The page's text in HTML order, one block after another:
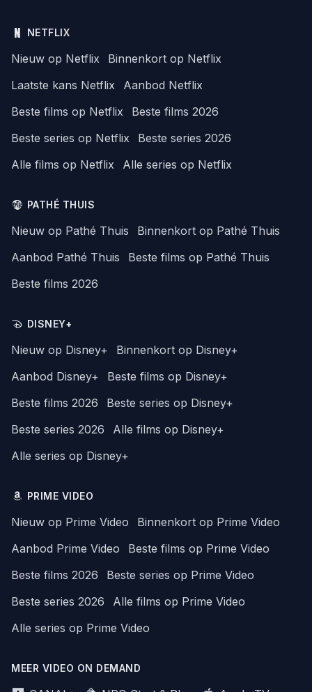
NETFLIX
Nieuw op Netflix
Binnenkort op Netflix
Laatste kans Netflix
Aanbod Netflix
Beste films op Netflix
Beste films 2026
Beste series op Netflix
Beste series 2026
Alle films op Netflix
Alle series op Netflix
PATHÉ THUIS
Nieuw op Pathé Thuis
Binnenkort op Pathé Thuis
Aanbod Pathé Thuis
Beste films op Pathé Thuis
Beste films 2026
DISNEY+
Nieuw op Disney+
Binnenkort op Disney+
Aanbod Disney+
Beste films op Disney+
Beste films 2026
Beste series op Disney+
Beste series 2026
Alle films op Disney+
Alle series op Disney+
PRIME VIDEO
Nieuw op Prime Video
Binnenkort op Prime Video
Aanbod Prime Video
Beste films op Prime Video
Beste films 2026
Beste series op Prime Video
Beste series 2026
Alle films op Prime Video
Alle series op Prime Video
MEER VIDEO ON DEMAND